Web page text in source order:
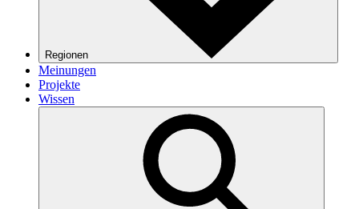
Regionen
Meinungen
Projekte
Wissen